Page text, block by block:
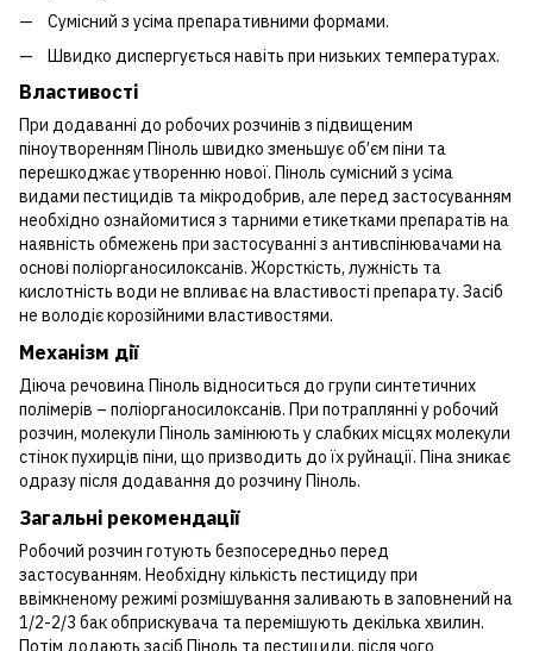
Сумісний з усіма препаративними формами.
Швидко диспергується навіть при низьких температурах.
Властивості
При додаванні до робочих розчинів з підвищеним
піноутворенням Піноль швидко зменьшує об’єм піни та
перешкоджає утворенню нової. Піноль сумісний з усіма
видами пестицидів та мікродобрив, але перед застосуванням
необхідно ознайомитися з тарними етикетками препаратів на
наявність обмежень при застосуванні з антивспінювачами на
основі поліорганосилоксанів. Жорсткість, лужність та
кислотність води не впливає на властивості препарату. Засіб
не володіє корозійними властивостями.
Механізм дії
Діюча речовина Піноль відноситься до групи синтетичних
полімерів – поліорганосилоксанів. При потраплянні у робочий
розчин, молекули Піноль замінюють у слабких місцях молекули
стінок пухирців піни, що призводить до їх руйнації. Піна зникає
одразу після додавання до розчину Піноль.
Загальні рекомендації
Робочий розчин готують безпосередньо перед
застосуванням. Необхідну кількість пестициду при
ввімкненому режимі розмішування заливають в заповнений на
1/2-2/3 бак обприскувача та перемішують декілька хвилин.
Потім додають засіб Піноль та пестициди, після чого